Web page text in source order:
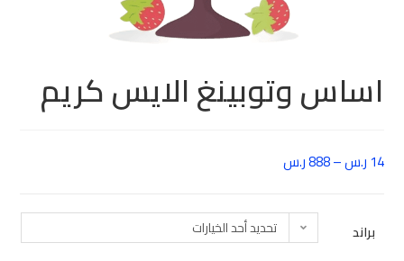
اساس وتوبينغ الايس كريم
14 ر.س–
888ر.س
براند تحديد أحد الخيارات